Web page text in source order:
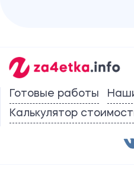
Готовые работы
Калькулятор